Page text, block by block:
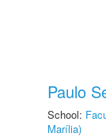
Paulo
School:
Marília)